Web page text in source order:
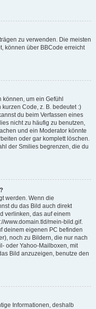
zu verwenden. Die meisten
können über BBCode erreicht
um ein Gefühl
Code, z. B. bedeutet :)
du beim Verfassen eines
nicht zu häufig zu benutzen,
und ein Moderator könnte
oder gar komplett löschen.
der Smilies begrenzen, die du
werden. Wenn die
du das Bild auch direkt
verlinken, das auf einem
www.domain.tld/mein-bild.gif.
deinem eigenen PC befinden
noch zu Bildern, die nur nach
oder Yahoo-Mailboxen, mit
Bild anzuzeigen, benutze den
Informationen, deshalb